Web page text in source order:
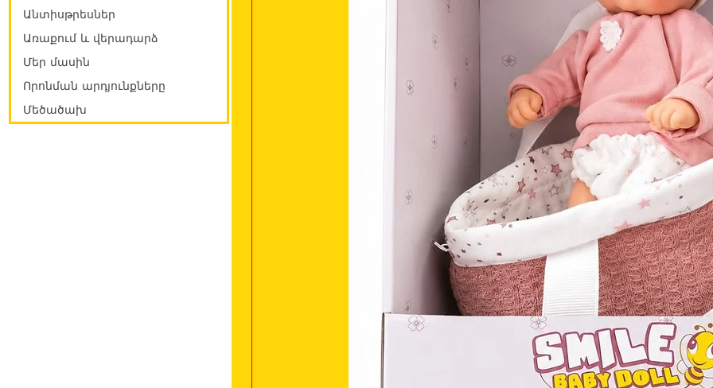
Անտիսթրեսներ
Առաքում և վերադարձ
Մեր մասին
Որոնման արդյունքները
Մեծածախ